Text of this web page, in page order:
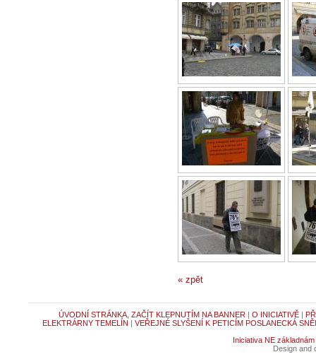
« zpět
ÚVODNÍ STRÁNKA, ZAČÍT KLEPNUTÍM NA BANNER | O INICIATIVĚ|
ELEKTRÁRNY TEMELÍN | VEŘEJNÉ SLYŠENÍ K PETICÍM POSLANECKÁ
Iniciativa NE základnám
Design and